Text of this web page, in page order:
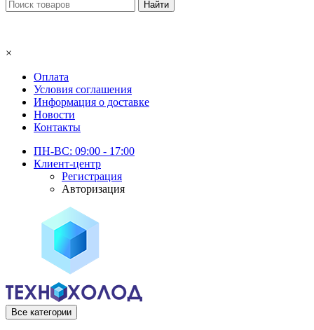
×
Оплата
Условия соглашения
Информация о доставке
Новости
Контакты
ПН-ВС: 09:00 - 17:00
Клиент-центр
Регистрация
Авторизация
Все категории